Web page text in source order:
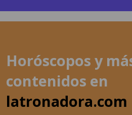
contenidos en
latronadora.com